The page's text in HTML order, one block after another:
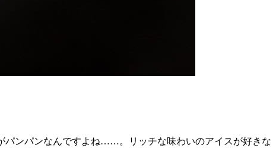
パンパンなんですよね……。リッチな味わいのアイスが好きな